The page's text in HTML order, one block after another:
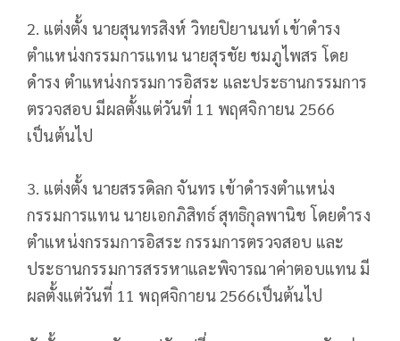
2. แต่งตั้ง นายสุนทรสิงห์ วิทยปิยานนท์ เข้าดำรง
ตำแหน่งกรรมการแทน นายสุรชัย ชมภูไพสร โดย
ดำรง ตำแหน่งกรรมการอิสระ และประธานกรรมการ
ตรวจสอบ มีผลตั้งแต่วันที่ 11 พฤศจิกายน 2566
เป็นต้นไป
3. แต่งตั้ง นายสรรดิลก จันทร เข้าดำรงตำแหน่ง
กรรมการแทน นายเอกภิสิทธ์ สุทธิกุลพานิช โดยดำรง
ตำแหน่งกรรมการอิสระ กรรมการตรวจสอบ และ
ประธานกรรมการสรรหาและพิจารณาค่าตอบแทน มี
ผลตั้งแต่วันที่ 11 พฤศจิกายน 2566เป็นต้นไป